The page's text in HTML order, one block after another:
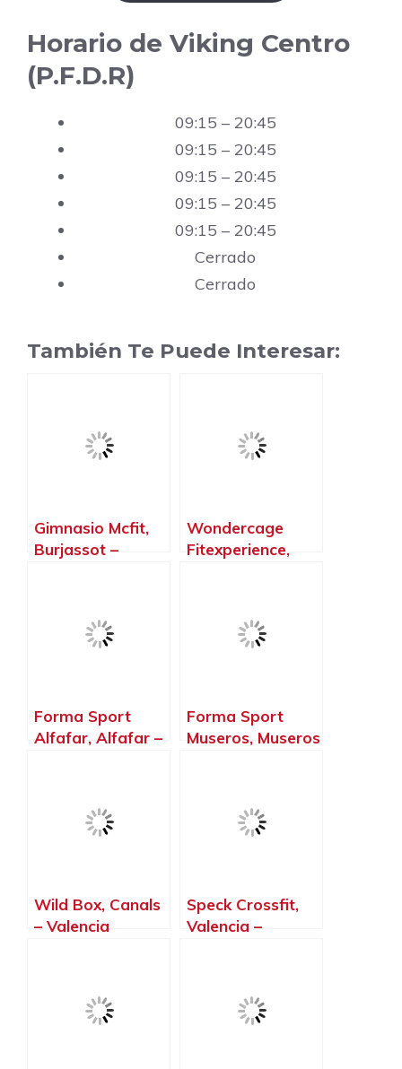
Horario de Viking Centro
(P.F.D.R)
09:15 – 20:45
09:15 – 20:45
09:15 – 20:45
09:15 – 20:45
09:15 – 20:45
Cerrado
Cerrado
También Te Puede Interesar:
Gimnasio Mcfit,
Burjassot –
Wondercage
Fitexperience,
Forma Sport
Alfafar, Alfafar –
Forma Sport
Museros, Museros
Wild Box, Canals
– Valencia
Speck Crossfit,
Valencia –